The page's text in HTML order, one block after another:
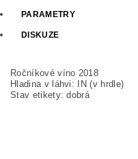
PARAMETRY
DISKUZE
Ročníkové víno 2018
Hladina v láhvi: IN (v hrdle)
Stav etikety: dobrá